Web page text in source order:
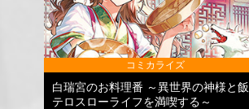
コミカライズ
白瑞宮のお料理番 ～異世界の神様と飯
テロスローライフを満喫する～